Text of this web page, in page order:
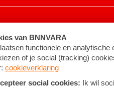
Algemene voorwaarden